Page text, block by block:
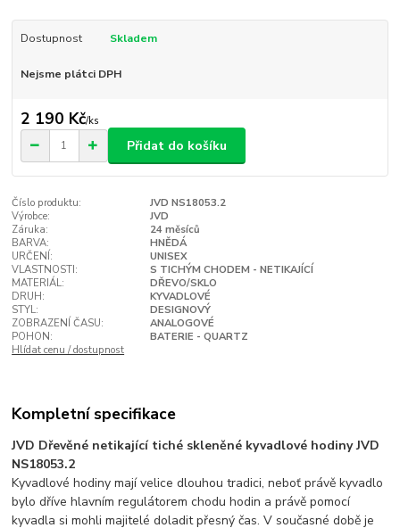
Dostupnost Skladem
Nejsme plátci DPH
2 190 Kč/ks
Přidat do košíku
Číslo produktu:
JVD NS18053.2
Výrobce:
JVD
Záruka:
24 měsíců
BARVA:
HNĚDÁ
URČENÍ:
UNISEX
VLASTNOSTI:
S TICHÝM CHODEM - NETIKAJÍCÍ
MATERIÁL:
DŘEVO/SKLO
DRUH:
KYVADLOVÉ
STYL:
DESIGNOVÝ
ZOBRAZENÍ ČASU:
ANALOGOVÉ
POHON:
BATERIE - QUARTZ
Hlídat cenu / dostupnost
Kompletní specifikace
JVD Dřevěné netikající tiché skleněné kyvadlové hodiny JVD
NS18053.2
Kyvadlové hodiny mají velice dlouhou tradici, neboť právě kyvadlo
bylo dříve hlavním regulátorem chodu hodin a právě pomocí
kyvadla si mohli majitelé doladit přesný čas. V současné době je